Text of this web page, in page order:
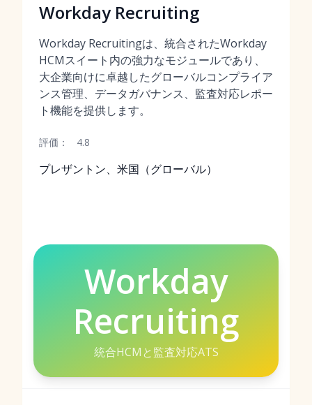
Workday Recruiting
Workday Recruitingは、統合されたWorkday
HCMスイート内の強力なモジュールであり、
大企業向けに卓越したグローバルコンプライア
ンス管理、データガバナンス、監査対応レポー
ト機能を提供します。
評価： 4.8
プレザントン、米国（グローバル）
Workday
Recruiting
統合HCMと監査対応ATS